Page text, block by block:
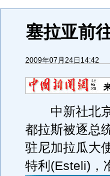
塞拉亚前
2009年07月24日14:42
中新社北京
都拉斯被逐总
驻尼加拉瓜大
特利(Esteli)，